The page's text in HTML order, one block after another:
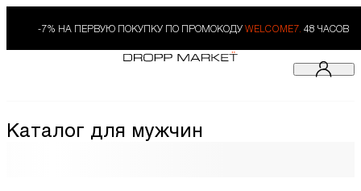
-7% НА ПЕРВУЮ ПОКУПКУ ПО ПРОМОКОДУ WELCOME7. 48 ЧАСОВ
Каталог для мужчин